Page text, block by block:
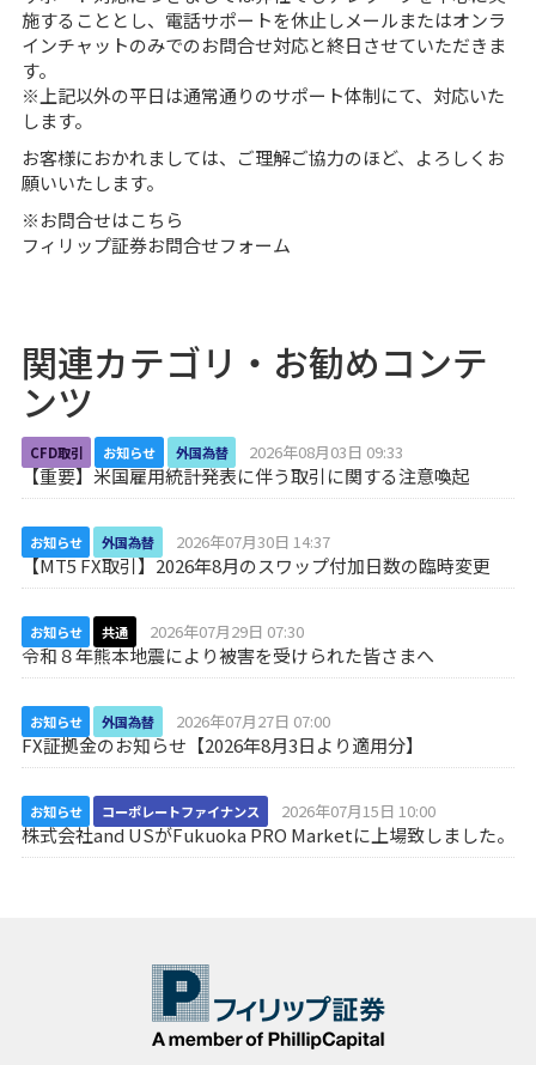
施することとし、電話サポートを休止しメールまたはオンラ
インチャットのみでのお問合せ対応と終日させていただきま
す。
※上記以外の平日は通常通りのサポート体制にて、対応いた
します。
お客様におかれましては、ご理解ご協力のほど、よろしくお
願いいたします。
※お問合せはこちら
フィリップ証券お問合せフォーム
関連カテゴリ・お勧めコンテ
ンツ
CFD取引 お知らせ 外国為替 2026年08月03日 09:33
【重要】米国雇用統計発表に伴う取引に関する注意喚起
お知らせ 外国為替 2026年07月30日 14:37
【MT5 FX取引】2026年8月のスワップ付加日数の臨時変更
お知らせ 共通 2026年07月29日 07:30
令和８年熊本地震により被害を受けられた皆さまへ
お知らせ 外国為替 2026年07月27日 07:00
FX証拠金のお知らせ【2026年8月3日より適用分】
お知らせ コーポレートファイナンス 2026年07月15日 10:00
株式会社and USがFukuoka PRO Marketに上場致しました。